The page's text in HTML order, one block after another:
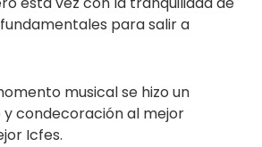
para salir a
musical se hizo un
condecoración al mejor
Icfes.